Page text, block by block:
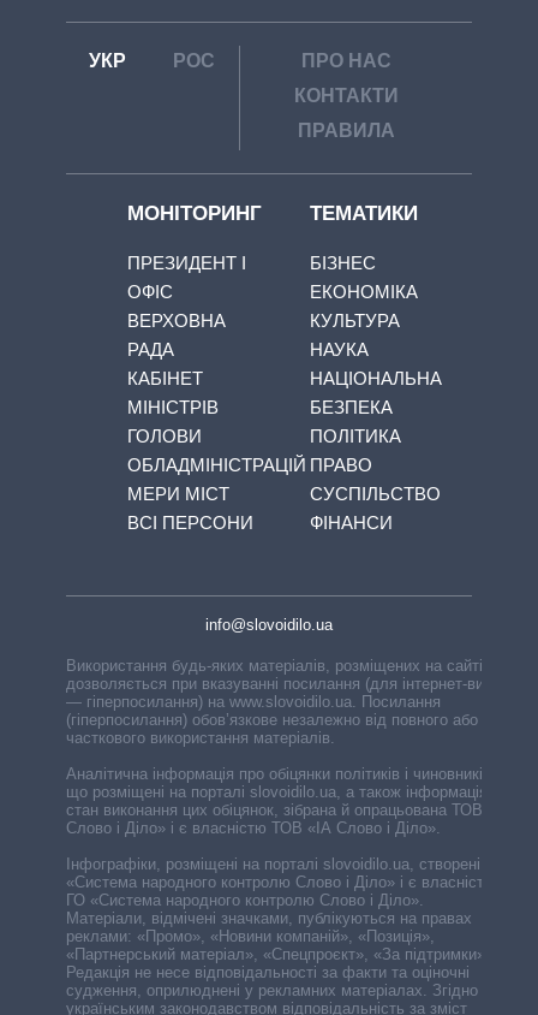
УКР РОС
ПРО НАС
КОНТАКТИ
ПРАВИЛА
МОНІТОРИНГ
ПРЕЗИДЕНТ І
ОФІС
ВЕРХОВНА
РАДА
КАБІНЕТ
МІНІСТРІВ
ГОЛОВИ
ОБЛАДМІНІСТРАЦІЙ
МЕРИ МІСТ
ВСІ ПЕРСОНИ
ТЕМАТИКИ
БІЗНЕС
ЕКОНОМІКА
КУЛЬТУРА
НАУКА
НАЦІОНАЛЬНА
БЕЗПЕКА
ПОЛІТИКА
ПРАВО
СУСПІЛЬСТВО
ФІНАНСИ
info@slovoidilo.ua
Використання будь-яких матеріалів, розміщених на сайті,
дозволяється при вказуванні посилання (для інтернет-видань
— гіперпосилання) на www.slovoidilo.ua. Посилання
(гіперпосилання) обов’язкове незалежно від повного або
часткового використання матеріалів.
Аналітична інформація про обіцянки політиків і чиновників,
що розміщені на порталі slovoidilo.ua, а також інформація про
стан виконання цих обіцянок, зібрана й опрацьована ТОВ «ІА
Слово і Діло» і є власністю ТОВ «ІА Слово і Діло».
Інфографіки, розміщені на порталі slovoidilo.ua, створені ГО
«Система народного контролю Слово і Діло» і є власністю
ГО «Система народного контролю Слово і Діло».
Матеріали, відмічені значками, публікуються на правах
реклами: «Промо», «Новини компаній», «Позиція»,
«Партнерський матеріал», «Спецпроєкт», «За підтримки».
Редакція не несе відповідальності за факти та оціночні
судження, оприлюднені у рекламних матеріалах. Згідно з
українським законодавством відповідальність за зміст